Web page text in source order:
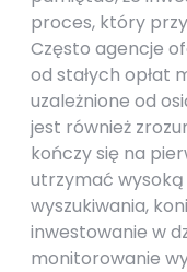
proces, który
Często agencje
od stałych opłat
uzależnione od
jest również
kończy się na
utrzymać
wyszukiwania,
inwestowanie w
monitorowanie